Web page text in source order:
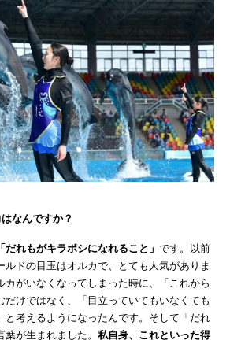
なんですか？
「だれもがキラボシになれること」 です。以前
ルドの目玉はオルカで、とても人気がありま
カがいなくなってしまった時に、「これから
だけではなく、「目立っていてもいなくても
と考えるようになったんです。そして「だれ
が生まれました。 私自身、これといった得